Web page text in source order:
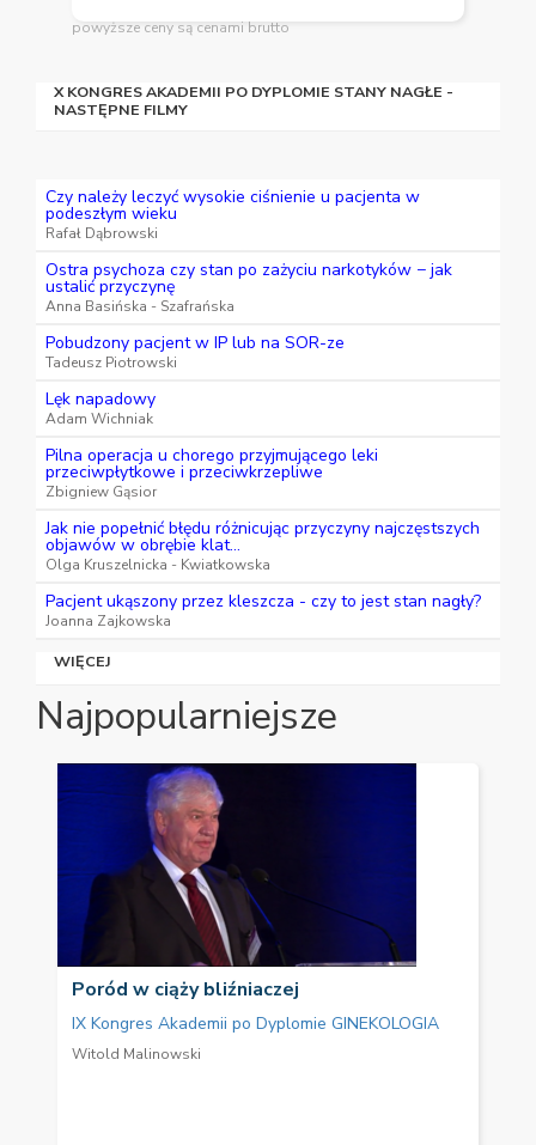
powyższe ceny są cenami brutto
X KONGRES AKADEMII PO DYPLOMIE STANY NAGŁE -
NASTĘPNE FILMY
Czy należy leczyć wysokie ciśnienie u pacjenta w
podeszłym wieku
Rafał Dąbrowski
Ostra psychoza czy stan po zażyciu narkotyków − jak
ustalić przyczynę
Anna Basińska - Szafrańska
Pobudzony pacjent w IP lub na SOR-ze
Tadeusz Piotrowski
Lęk napadowy
Adam Wichniak
Pilna operacja u chorego przyjmującego leki
przeciwpłytkowe i przeciwkrzepliwe
Zbigniew Gąsior
Jak nie popełnić błędu różnicując przyczyny najczęstszych
objawów w obrębie klat...
Olga Kruszelnicka - Kwiatkowska
Pacjent ukąszony przez kleszcza - czy to jest stan nagły?
Joanna Zajkowska
WIĘCEJ
Najpopularniejsze
Poród w ciąży bliźniaczej
IX Kongres Akademii po Dyplomie GINEKOLOGIA
Witold Malinowski